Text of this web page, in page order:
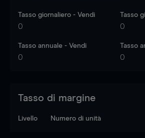
Tasso giornaliero - Vendi
0
Tasso
0
Tasso annuale - Vendi
0
Tasso
0
Tasso di margine
Livello Numero di unità